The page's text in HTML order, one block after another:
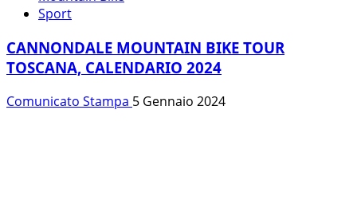
Sport
CANNONDALE MOUNTAIN BIKE TOUR
TOSCANA, CALENDARIO 2024
Comunicato Stampa 5 Gennaio 2024